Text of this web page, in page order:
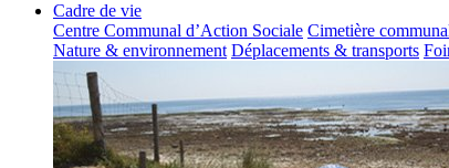
Cadre de vie
Centre Communal d’Action Sociale Cimetière
Nature & environnement Déplacements & transports